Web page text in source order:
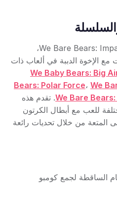
إذا استمتعت بـ We Bare Bears: Impawsible Fame،
الإخوة الدببة في ألعاب ذات
We Baby Bears: Big
Bears: Polar Force، We
We Bare. تقدم هذه
للعب مع أبطال الكرتون
المتعة من خلال تحديات رائعة
الساقطة لجمع كومبو